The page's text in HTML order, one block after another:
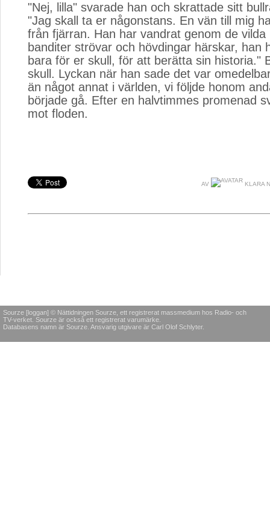
"Nej, lilla" svarade han och skrattade sitt
"Jag skall ta er någonstans. En vän till mig
från fjärran. Han har vandrat genom de vilda
banditer strövar och hövdingar härskar, han
bara för er skull, för att berätta sin historia."
skull. Lyckan när han sade det var
än något annat i världen, vi följde honom
började gå. Efter en halvtimmes promenad
mot floden.
AV KLARA
Sourze [loggan] © Nättidningen Sourze, ett registrerat massmedium hos Radio- och
TV-verket. Sourze är också ett registrerat varumärke.
Databasens namn är Sourze. Ansvarig utgivare är Carl Olof Schlyter.